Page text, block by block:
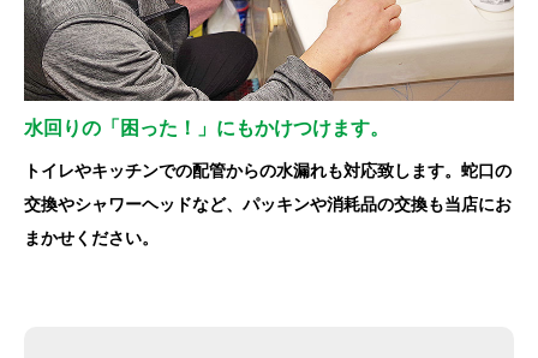
水回りの「困った！」にもかけつけます。
トイレやキッチンでの配管からの水漏れも対応致します。蛇口の
交換やシャワーヘッドなど、パッキンや消耗品の交換も当店にお
まかせください。